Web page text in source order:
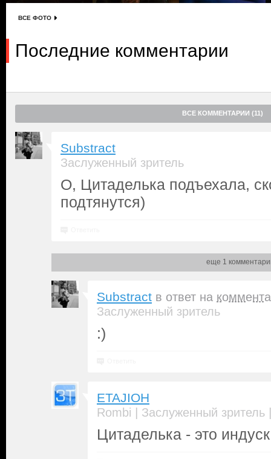
ВСЕ ФОТО
Последние комментарии
ВСЕ КОММЕНТАРИИ (11)
Substract
Заслуженный зритель
О, Цитаделька подъехала,
подтянутся)
еще 1
Substract в ответ на
Заслуженный зритель
:)
ETAJIOH
Rombi | Заслуженный зритель
Цитаделька - это